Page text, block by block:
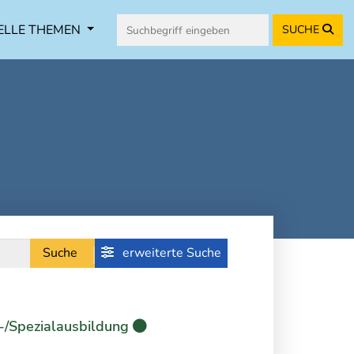
THEMEN SUCHE
Suche erweiterte Suche
Spezialausbildung